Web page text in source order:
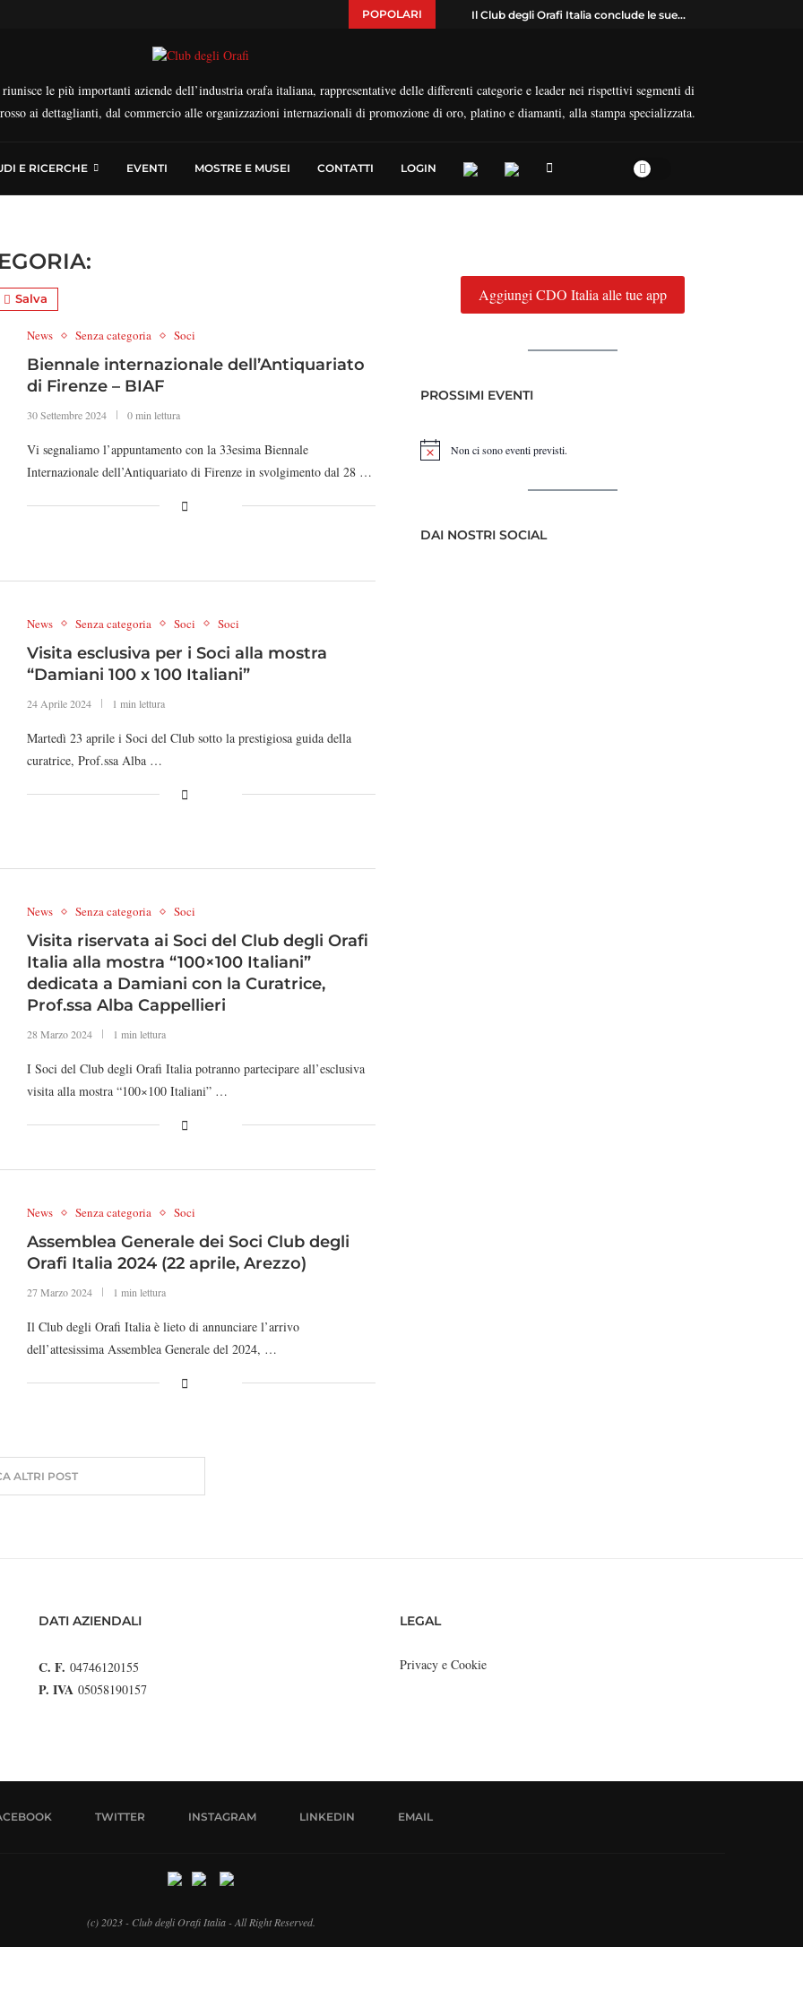
POPOLARI Il Club degli Orafi Italia conclude le sue...
le più importanti aziende dell’industria orafa italiana, rappresentative delle differenti categorie e leader nei rispettivi segmenti di
ai dettaglianti, dal commercio alle organizzazioni internazionali di promozione di oro, platino e diamanti, alla stampa specializzata.
E RICERCHE EVENTI MOSTRE E MUSEI CONTATTI LOGIN
Salva
News Senza categoria Soci
Biennale internazionale dell’Antiquariato
di Firenze – BIAF
30 Settembre 2024 0 min lettura
Vi segnaliamo l’appuntamento con la 33esima Biennale
Internazionale dell’Antiquariato di Firenze in svolgimento dal 28 …
News Senza categoria Soci Soci
Visita esclusiva per i Soci alla mostra
“Damiani 100 x 100 Italiani”
24 Aprile 2024 1 min lettura
Martedì 23 aprile i Soci del Club sotto la prestigiosa guida della
curatrice, Prof.ssa Alba …
News Senza categoria Soci
Visita riservata ai Soci del Club degli Orafi
Italia alla mostra “100×100 Italiani”
dedicata a Damiani con la Curatrice,
Prof.ssa Alba Cappellieri
28 Marzo 2024 1 min lettura
I Soci del Club degli Orafi Italia potranno partecipare all’esclusiva
visita alla mostra “100×100 Italiani” …
News Senza categoria Soci
Assemblea Generale dei Soci Club degli
Orafi Italia 2024 (22 aprile, Arezzo)
27 Marzo 2024 1 min lettura
Il Club degli Orafi Italia è lieto di annunciare l’arrivo
dell’attesissima Assemblea Generale del 2024, …
ALTRI POST
Aggiungi CDO Italia alle tue app
PROSSIMI EVENTI
Notice Non ci sono eventi previsti.
DAI NOSTRI SOCIAL
DATI AZIENDALI
C. F. 04746120155
P. IVA05058190157
LEGAL
Privacy e Cookie
TWITTER INSTAGRAM LINKEDIN EMAIL
(c) 2023 - Club degli Orafi Italia - All Right Reserved.